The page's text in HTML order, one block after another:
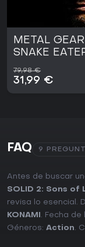
METAL
SNAKE
79,98 €
31,99 €
FAQ 9
Antes de buscar
SOLID 2: Sons
revisa lo esencial.
KONAMI . Fecha de
Géneros: Action.